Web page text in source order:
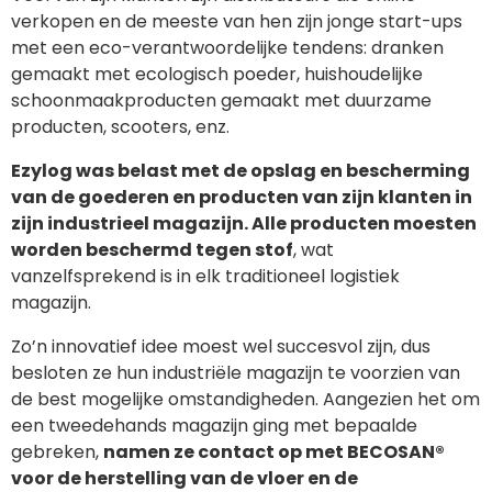
verkopen en de meeste van hen zijn jonge start-ups
met een eco-verantwoordelijke tendens: dranken
gemaakt met ecologisch poeder, huishoudelijke
schoonmaakproducten gemaakt met duurzame
producten, scooters, enz.
Ezylog was belast met de opslag en bescherming
van de goederen en producten van zijn klanten in
zijn industrieel magazijn. Alle producten moesten
worden beschermd tegen stof, wat
vanzelfsprekend is in elk traditioneel logistiek
magazijn.
Zo’n innovatief idee moest wel succesvol zijn, dus
besloten ze hun industriële magazijn te voorzien van
de best mogelijke omstandigheden. Aangezien het om
een tweedehands magazijn ging met bepaalde
gebreken, namen ze contact op met BECOSAN®
voor de herstelling van de vloer en de